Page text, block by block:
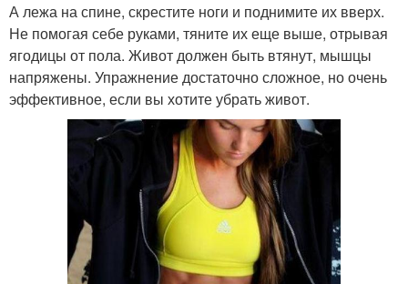
А лежа на спине, скрестите ноги и поднимите их вверх.
Не помогая себе руками, тяните их еще выше, отрывая
ягодицы от пола. Живот должен быть втянут, мышцы
напряжены. Упражнение достаточно сложное, но очень
эффективное, если вы хотите убрать живот.